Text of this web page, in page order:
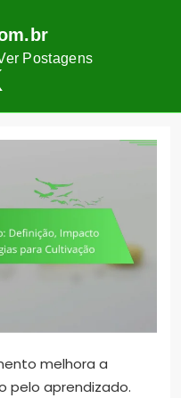
Postagens
melhora a
pelo aprendizado.